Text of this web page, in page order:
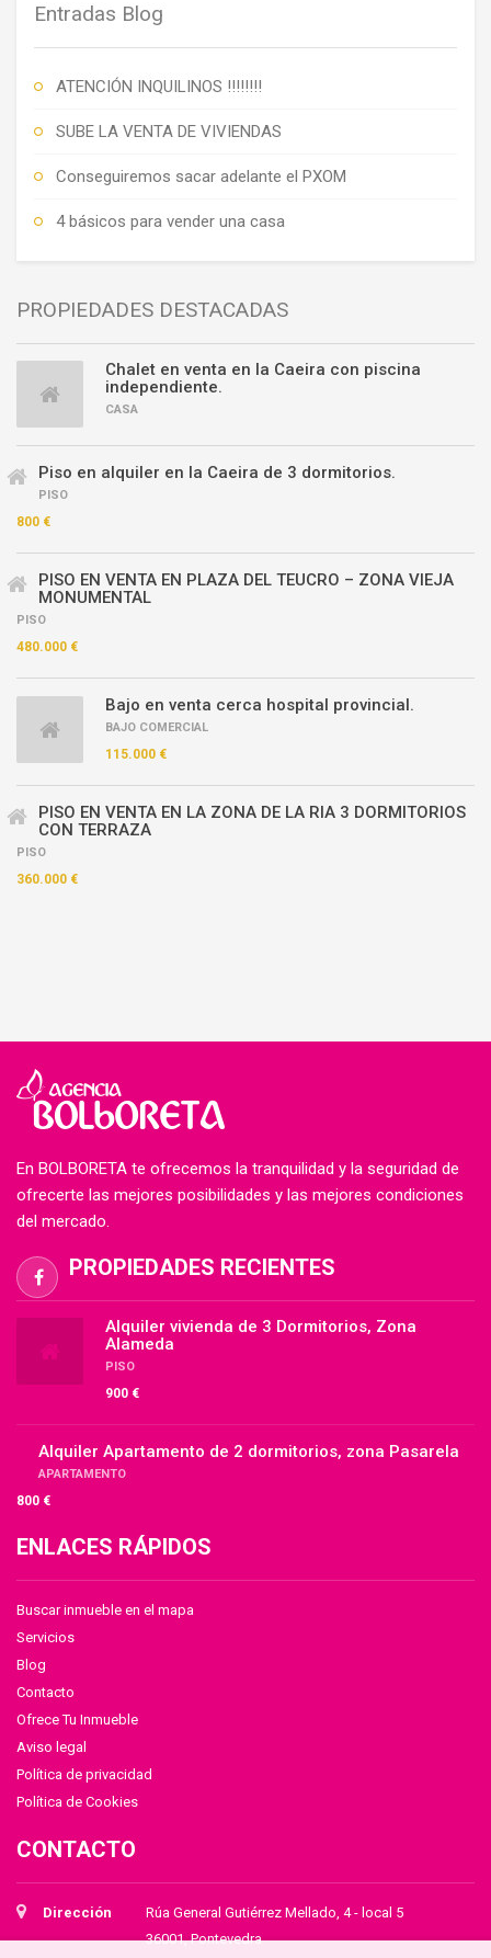
Entradas Blog
ATENCIÓN INQUILINOS !!!!!!!!
SUBE LA VENTA DE VIVIENDAS
Conseguiremos sacar adelante el PXOM
4 básicos para vender una casa
PROPIEDADES DESTACADAS
Chalet en venta en la Caeira con piscina
independiente.
CASA
Piso en alquiler en la Caeira de 3 dormitorios.
PISO
800 €
PISO EN VENTA EN PLAZA DEL TEUCRO – ZONA VIEJA
MONUMENTAL
PISO
480.000 €
Bajo en venta cerca hospital provincial.
BAJO COMERCIAL
115.000 €
PISO EN VENTA EN LA ZONA DE LA RIA 3 DORMITORIOS
CON TERRAZA
PISO
360.000 €
En BOLBORETA te ofrecemos la tranquilidad y la seguridad de
ofrecerte las mejores posibilidades y las mejores condiciones
del mercado.
PROPIEDADES RECIENTES
Alquiler vivienda de 3 Dormitorios, Zona
Alameda
PISO
900 €
Alquiler Apartamento de 2 dormitorios, zona Pasarela
APARTAMENTO
800 €
ENLACES RÁPIDOS
Buscar inmueble en el mapa
Servicios
Blog
Contacto
Ofrece Tu Inmueble
Aviso legal
Política de privacidad
Política de Cookies
CONTACTO
Dirección
Rúa General Gutiérrez Mellado, 4 - local 5
36001, Pontevedra